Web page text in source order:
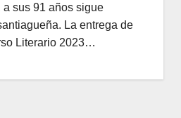
sus 91 años sigue
La entrega de
Literario 2023…